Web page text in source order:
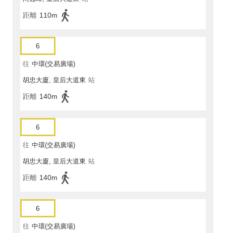
距離 110m
6
往 中環(交易廣場)
胡忠大廈, 皇后大道東 站
距離 140m
6
往 中環(交易廣場)
胡忠大廈, 皇后大道東 站
距離 140m
6
往 中環(交易廣場)